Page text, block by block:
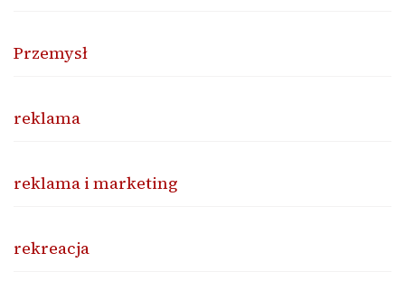
Przemysł
reklama
reklama i marketing
rekreacja